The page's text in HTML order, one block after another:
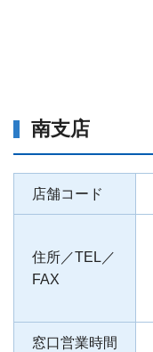
南支店
店舗コード
住所／TEL／
FAX
窓口営業時間